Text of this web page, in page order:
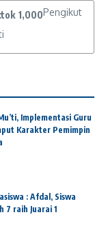
1,000Pengikut
Implementasi Guru
Karakter Pemimpin
: Afdal, Siswa
7 raih Juarai 1